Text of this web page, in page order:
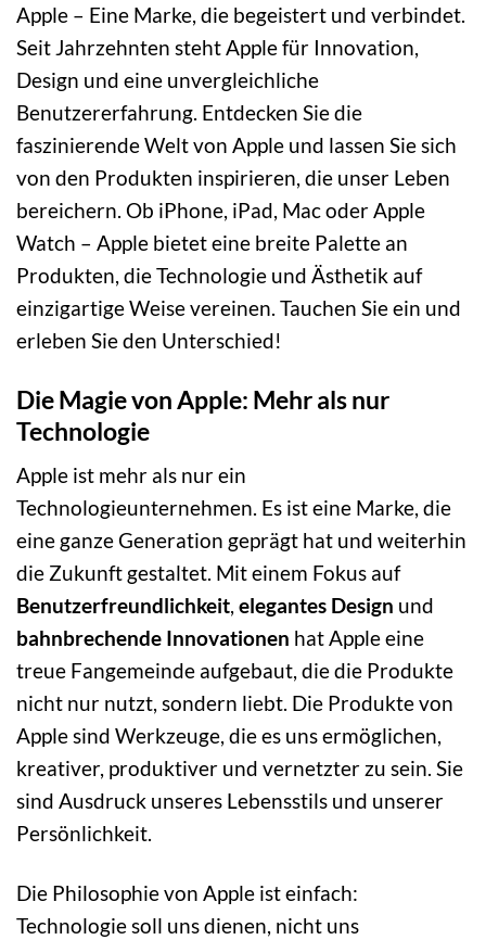
Apple – Eine Marke, die begeistert und verbindet.
Seit Jahrzehnten steht Apple für Innovation,
Design und eine unvergleichliche
Benutzererfahrung. Entdecken Sie die
faszinierende Welt von Apple und lassen Sie sich
von den Produkten inspirieren, die unser Leben
bereichern. Ob iPhone, iPad, Mac oder Apple
Watch – Apple bietet eine breite Palette an
Produkten, die Technologie und Ästhetik auf
einzigartige Weise vereinen. Tauchen Sie ein und
erleben Sie den Unterschied!
Die Magie von Apple: Mehr als nur
Technologie
Apple ist mehr als nur ein
Technologieunternehmen. Es ist eine Marke, die
eine ganze Generation geprägt hat und weiterhin
die Zukunft gestaltet. Mit einem Fokus auf
Benutzerfreundlichkeit, elegantes Design und
bahnbrechende Innovationen hat Apple eine
treue Fangemeinde aufgebaut, die die Produkte
nicht nur nutzt, sondern liebt. Die Produkte von
Apple sind Werkzeuge, die es uns ermöglichen,
kreativer, produktiver und vernetzter zu sein. Sie
sind Ausdruck unseres Lebensstils und unserer
Persönlichkeit.
Die Philosophie von Apple ist einfach:
Technologie soll uns dienen, nicht uns